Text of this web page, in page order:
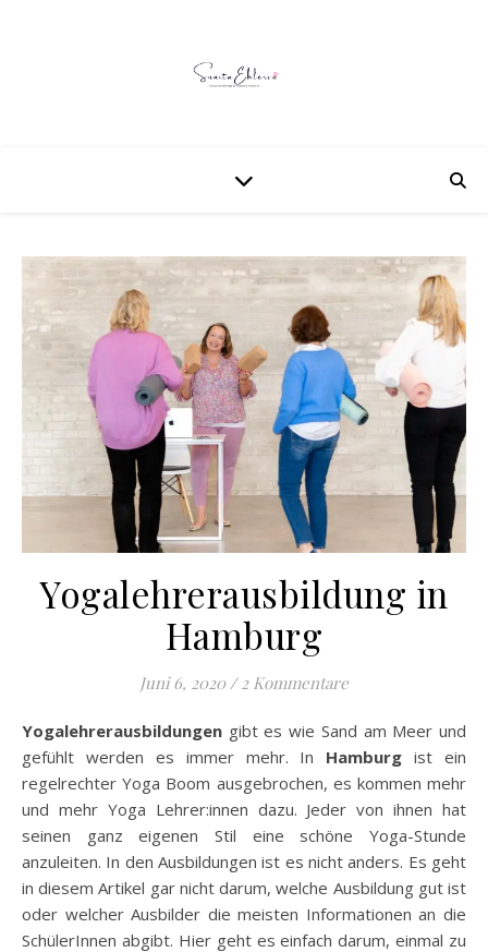
Yogalehrerausbildung in
Hamburg
Juni 6, 2020 / 2 Kommentare
Yogalehrerausbildungen gibt es wie Sand am Meer und
gefühlt werden es immer mehr. In Hamburg ist ein
regelrechter Yoga Boom ausgebrochen, es kommen mehr
und mehr Yoga Lehrer:innen dazu. Jeder von ihnen hat
seinen ganz eigenen Stil eine schöne Yoga-Stunde
anzuleiten. In den Ausbildungen ist es nicht anders. Es geht
in diesem Artikel gar nicht darum, welche Ausbildung gut ist
oder welcher Ausbilder die meisten Informationen an die
SchülerInnen abgibt. Hier geht es einfach darum, einmal zu